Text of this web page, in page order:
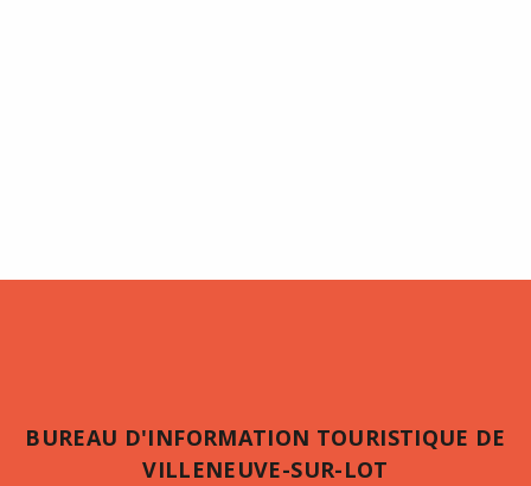
BUREAU D'INFORMATION TOURISTIQUE DE
VILLENEUVE-SUR-LOT